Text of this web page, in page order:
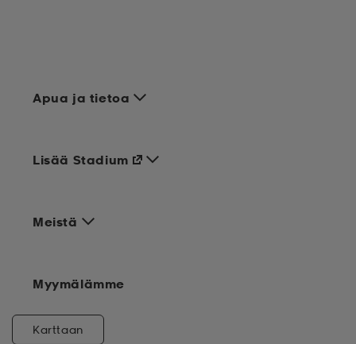
Apua ja tietoa
Meistä
Lisää Stadium
Myymälämme
Karttaan